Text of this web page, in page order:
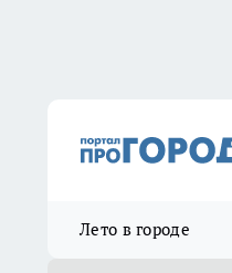
Лето в городе